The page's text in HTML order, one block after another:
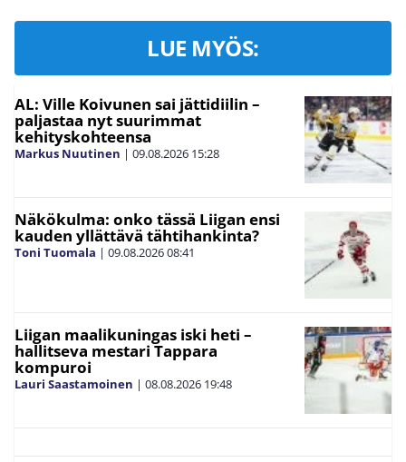
LUE MYÖS:
AL: Ville Koivunen sai jättidiilin –
paljastaa nyt suurimmat
kehityskohteensa
Markus Nuutinen | 09.08.2026 15:28
Näkökulma: onko tässä Liigan ensi
kauden yllättävä tähtihankinta?
Toni Tuomala | 09.08.202608:41
Liigan maalikuningas iski heti –
hallitseva mestari Tappara
kompuroi
Lauri Saastamoinen | 08.08.2026 19:48